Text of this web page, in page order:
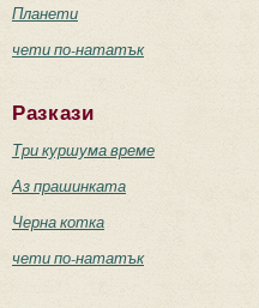
Планети
чети по-нататък
Разкази
Три куршума време
Аз прашинката
Черна котка
чети по-нататък